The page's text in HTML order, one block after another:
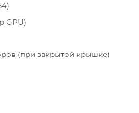
GPU)
(при закрытой крышке)